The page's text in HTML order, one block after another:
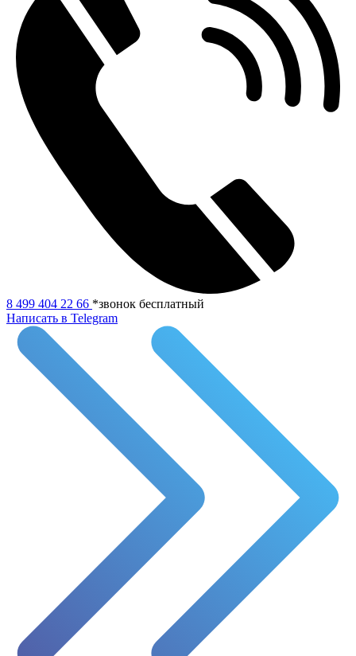
8 499 404 22 66 *звонок бесплатный
Написать в Telegram